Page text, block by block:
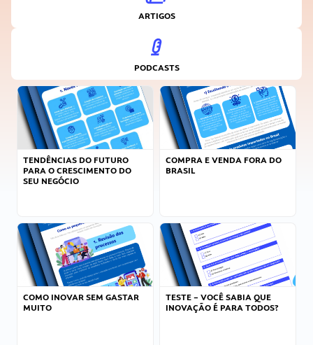
ARTIGOS
PODCASTS
TENDÊNCIAS DO FUTURO
PARA O CRESCIMENTO DO
SEU NEGÓCIO
COMPRA E VENDA FORA DO
BRASIL
COMO INOVAR SEM GASTAR
MUITO
TESTE – VOCÊ SABIA QUE
INOVAÇÃO É PARA TODOS?